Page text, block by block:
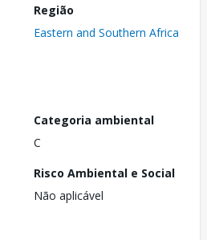
Região
Eastern and Southern Africa
Categoria ambiental
C
Risco Ambiental e Social
Não aplicável